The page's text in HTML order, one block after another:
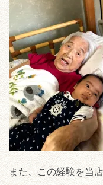
また、この経験を当